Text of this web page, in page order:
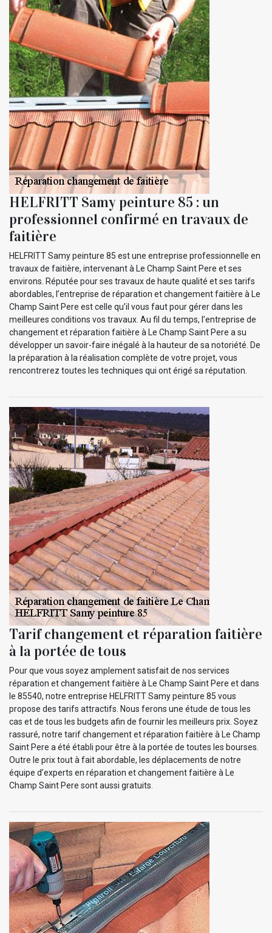
HELFRITT Samy peinture 85 : un
professionnel confirmé en travaux de
faitière
HELFRITT Samy peinture 85 est une entreprise professionnelle en
travaux de faitière, intervenant à Le Champ Saint Pere et ses
environs. Réputée pour ses travaux de haute qualité et ses tarifs
abordables, l’entreprise de réparation et changement faitière à Le
Champ Saint Pere est celle qu’il vous faut pour gérer dans les
meilleures conditions vos travaux. Au fil du temps, l’entreprise de
changement et réparation faitière à Le Champ Saint Pere a su
développer un savoir-faire inégalé à la hauteur de sa notoriété. De
la préparation à la réalisation complète de votre projet, vous
rencontrerez toutes les techniques qui ont érigé sa réputation.
Tarif changement et réparation faitière
à la portée de tous
Pour que vous soyez amplement satisfait de nos services
réparation et changement faitière à Le Champ Saint Pere et dans
le 85540, notre entreprise HELFRITT Samy peinture 85 vous
propose des tarifs attractifs. Nous ferons une étude de tous les
cas et de tous les budgets afin de fournir les meilleurs prix. Soyez
rassuré, notre tarif changement et réparation faitière à Le Champ
Saint Pere a été établi pour être à la portée de toutes les bourses.
Outre le prix tout à fait abordable, les déplacements de notre
équipe d’experts en réparation et changement faitière à Le
Champ Saint Pere sont aussi gratuits.